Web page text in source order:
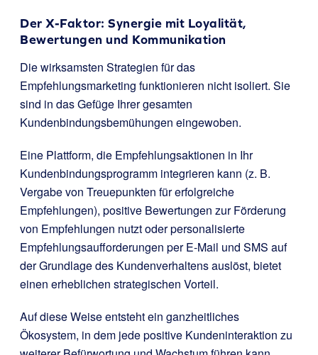
Der X-Faktor: Synergie mit Loyalität,
Bewertungen und Kommunikation
Die wirksamsten Strategien für das
Empfehlungsmarketing funktionieren nicht isoliert. Sie
sind in das Gefüge Ihrer gesamten
Kundenbindungsbemühungen eingewoben.
Eine Plattform, die Empfehlungsaktionen in Ihr
Kundenbindungsprogramm integrieren kann (z. B.
Vergabe von Treuepunkten für erfolgreiche
Empfehlungen), positive Bewertungen zur Förderung
von Empfehlungen nutzt oder personalisierte
Empfehlungsaufforderungen per E-Mail und SMS auf
der Grundlage des Kundenverhaltens auslöst, bietet
einen erheblichen strategischen Vorteil.
Auf diese Weise entsteht ein ganzheitliches
Ökosystem, in dem jede positive Kundeninteraktion zu